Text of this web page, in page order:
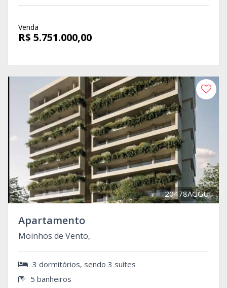
Venda
R$ 5.751.000,00
20478AGGUI
Apartamento
Moinhos de Vento,
3 dormitórios, sendo 3 suítes
5 banheiros